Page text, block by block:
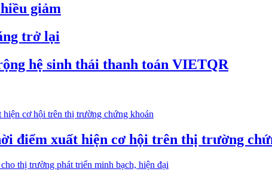
giảm
trở lại
hệ sinh thái thanh toán VIETQR
điểm xuất hiện cơ hội trên thị trường